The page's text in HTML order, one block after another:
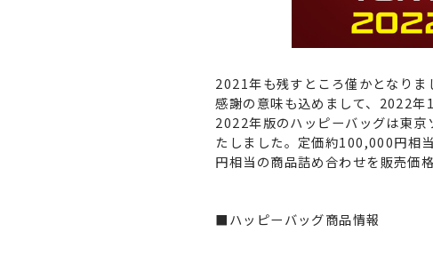
2021年も残すところ僅かとなりま
感謝の意味も込めまして、2022年
2022年版のハッピーバッグは東
たしました。定価約100,000円相
円相当の商品詰め合わせを販売価
■ハッピーバッグ商品情報